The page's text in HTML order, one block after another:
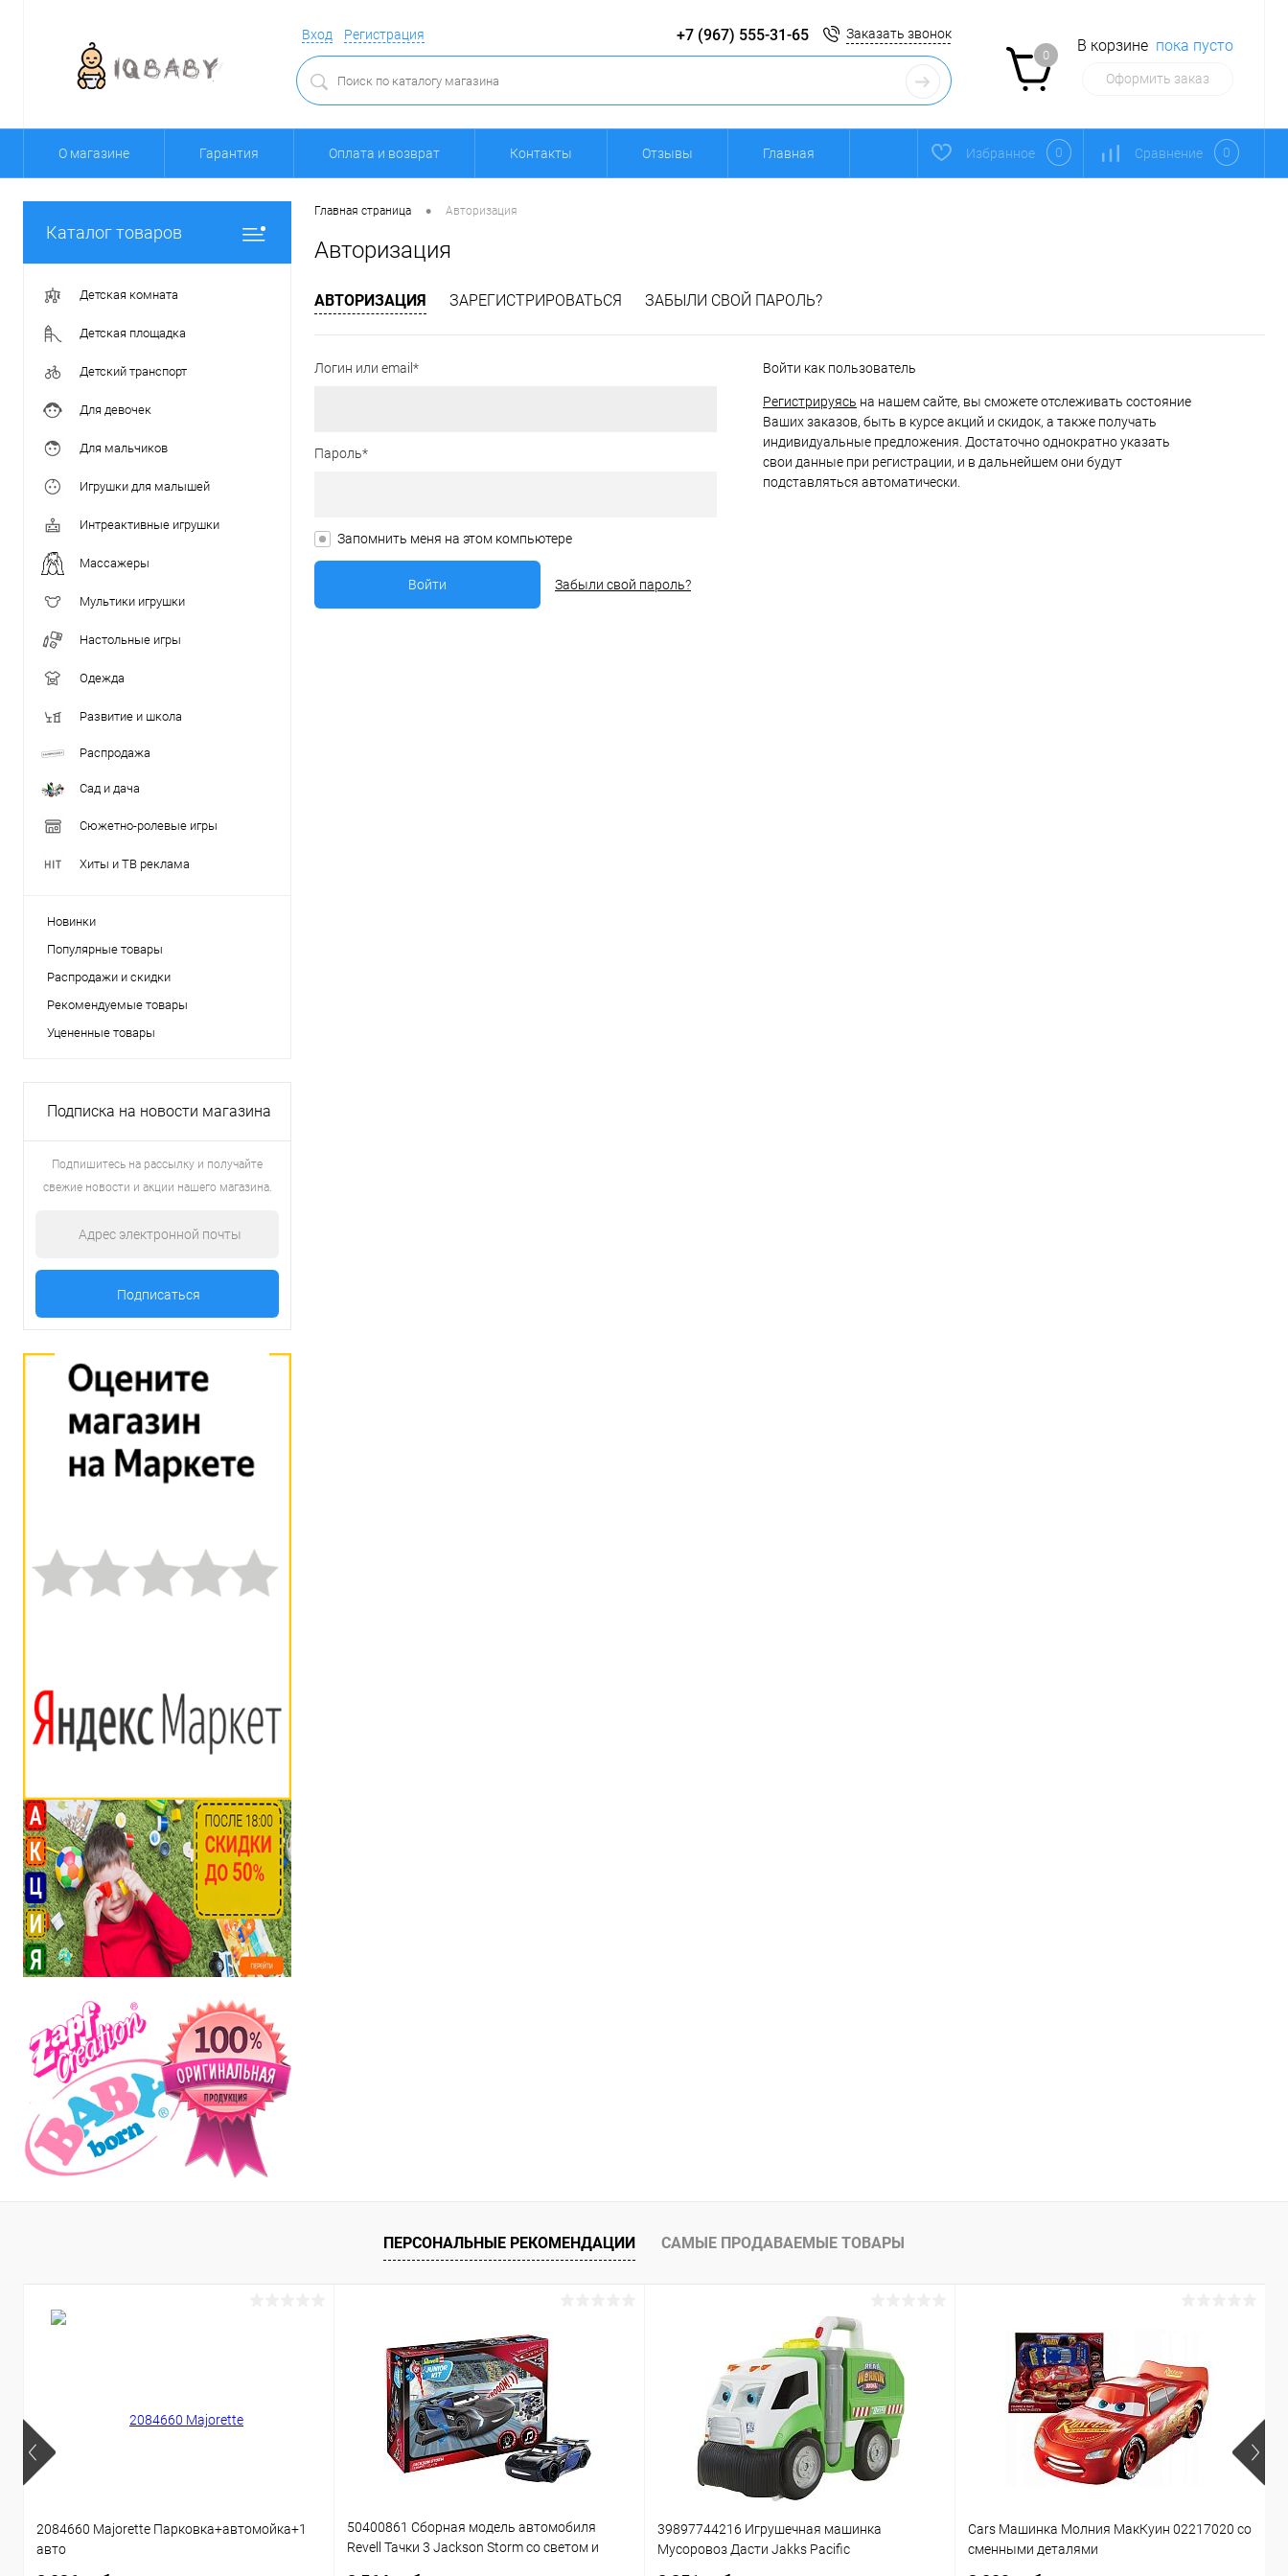
Вход Регистрация +7 (967) 555-31-65 Заказать звонок
0
В корзине пока пусто
Оформить заказ
О магазине Гарантия Оплата и возврат Контакты Отзывы Главная Избранное 0 Сравнение 0
Каталог товаров
Детская комната
Детская площадка
Детский транспорт
Для девочек
Для мальчиков
Игрушки для малышей
Интреактивные игрушки
Массажеры
Мультики игрушки
Настольные игры
Одежда
Развитие и школа
Распродажа
Сад и дача
Сюжетно-ролевые игры
Хиты и ТВ реклама
Новинки
Популярные товары
Распродажи и скидки
Рекомендуемые товары
Уцененные товары
Подписка на новости магазина
Подпишитесь на рассылку и получайте
свежие новости и акции нашего магазина.
Главная страница • Авторизация
Авторизация
АВТОРИЗАЦИЯ ЗАРЕГИСТРИРОВАТЬСЯ ЗАБЫЛИ СВОЙ ПАРОЛЬ?
Логин или email*
Пароль*
Запомнить меня на этом компьютере
Забыли свой пароль?
Войти как пользователь
Регистрируясь на нашем сайте, вы сможете отслеживать состояние
Ваших заказов, быть в курсе акций и скидок, а также получать
индивидуальные предложения. Достаточно однократно указать
свои данные при регистрации, и в дальнейшем они будут
подставляться автоматически.
ПЕРСОНАЛЬНЫЕ РЕКОМЕНДАЦИИ САМЫЕ ПРОДАВАЕМЫЕ ТОВАРЫ
2084660 Majorette Парковка+автомойка+1
авто
50400861 Сборная модель автомобиля
Revell Тачки 3 Jackson Storm со светом и
39897744216 Игрушечная машинка
Мусоровоз Дасти Jakks Pacific
Cars Машинка Молния МакКуин 02217020 со
сменными деталями